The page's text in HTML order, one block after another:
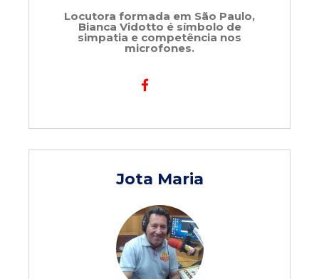
Locutora formada em São Paulo,
Bianca Vidotto é símbolo de
simpatia e competência nos
microfones.
Jota Maria